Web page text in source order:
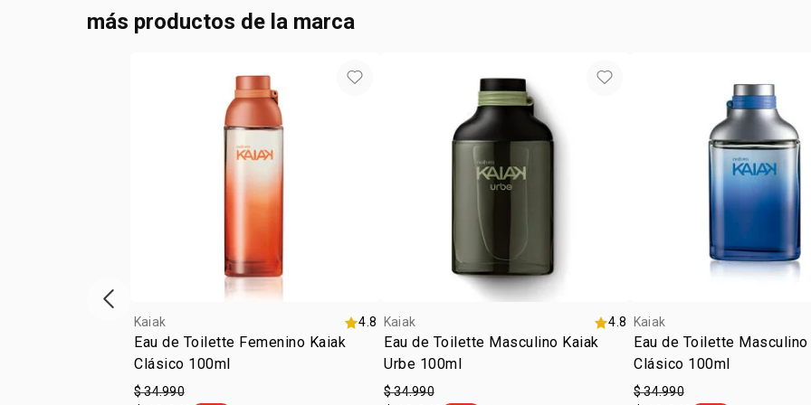
• ocasión:
más productos de la marca
Kaiak 4.8
Eau de Toilette Femenino Kaiak
Clásico 100ml
$ 34.990
Kaiak 4.8
Eau de Toilette Masculino Kaiak
Urbe 100ml
$ 34.990
Kaiak
Eau de Toilette Masculino
Clásico 100ml
$ 34.990
Vitrina de productos anterior